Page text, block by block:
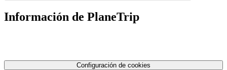
Información de PlaneTrip
Configuración de cookies